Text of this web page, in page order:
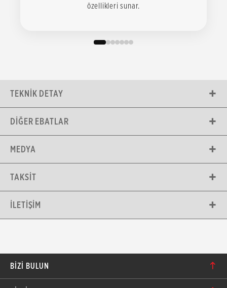
özellikleri sunar.
TEKNIK DETAY
DIĞER EBATLAR
MEDYA
TAKSIT
İLETIŞIM
BIZI BULUN